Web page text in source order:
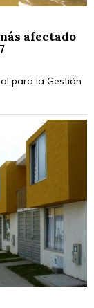
afectado
para la Gestión